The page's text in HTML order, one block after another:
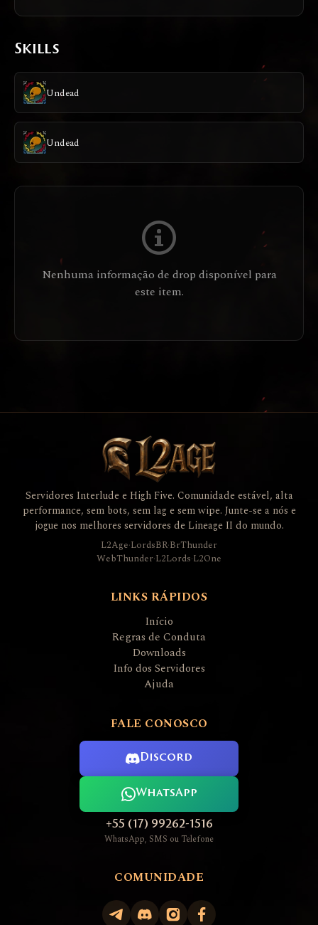
Skills
Undead
Undead
Nenhuma informação de drop disponível para
este item.
Servidores Interlude e High Five. Comunidade estável, alta
performance, sem bots, sem lag e sem wipe. Junte-se a nós e
jogue nos melhores servidores de Lineage II do mundo.
L2Age·LordsBR·BrThunder
WebThunder·L2Lords·L2One
LINKS RÁPIDOS
Início
Regras de Conduta
Downloads
Info dos Servidores
Ajuda
FALE CONOSCO
Discord
WhatsApp
+55 (17) 99262-1516
WhatsApp, SMS ou Telefone
COMUNIDADE